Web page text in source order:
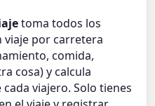
toma todos los
por carretera
comida,
cosa) y calcula
viajero. Solo tienes